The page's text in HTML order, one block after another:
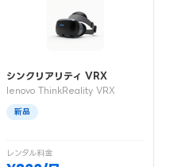
シンクリアリティ VRX
lenovo ThinkReality VRX
新品
レンタル料金